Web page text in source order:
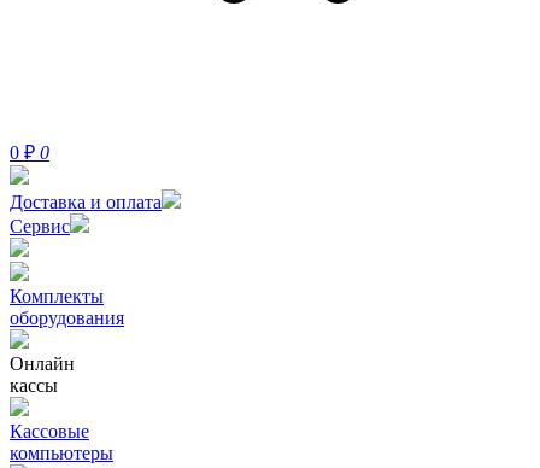
0 ₽ 0
Доставка и оплата
Сервис
Комплекты
оборудования
Онлайн
кассы
Кассовые
компьютеры